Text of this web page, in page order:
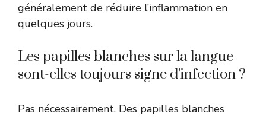
généralement de réduire l’inflammation en
quelques jours.
Les papilles blanches sur la langue
sont-elles toujours signe d’infection ?
Pas nécessairement. Des papilles blanches